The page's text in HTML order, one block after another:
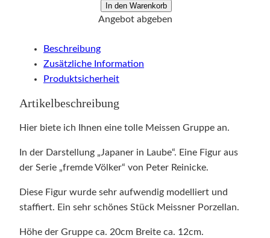
i
u
r
e
r
p
p
M
i
In den Warenkorb
Angebot abgeben
Beschreibung
Zusätzliche Information
Produktsicherheit
Artikelbeschreibung
Hier biete ich Ihnen eine tolle Meissen Gruppe an.
In der Darstellung „Japaner in Laube“. Eine Figur aus
der Serie „fremde Völker“ von Peter Reinicke.
Diese Figur wurde sehr aufwendig modelliert und
staffiert. Ein sehr schönes Stück Meissner Porzellan.
Höhe der Gruppe ca. 20cm Breite ca. 12cm.